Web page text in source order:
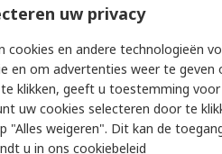
kenmerken te selecteren.
Waarde
brennenstuhl
Extension Lead &
uw privacy
cookies en andere technologieën
en om advertenties weer te geven
klikken, geeft u toestemming
uw cookies selecteren door te
"Alles weigeren". Dit kan de
u in ons cookiebeleid